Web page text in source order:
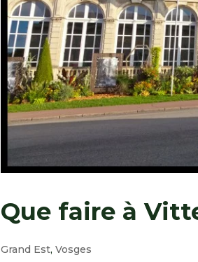
Que faire à
Grand Est,Vosges